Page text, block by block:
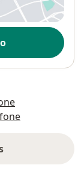
separador